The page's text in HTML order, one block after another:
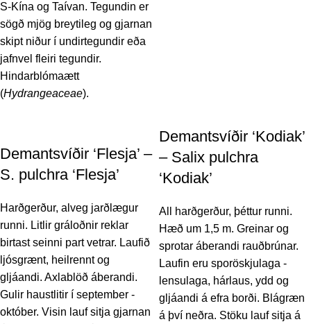
S-Kína og Taívan. Tegundin er
sögð mjög breytileg og gjarnan
skipt niður í undirtegundir eða
jafnvel fleiri tegundir.
Hindarblómaætt
(Hydrangeaceae).
Demantsvíðir ‘Flesja’ –
S. pulchra ‘Flesja’
Harðgerður, alveg jarðlægur
runni. Litlir gráloðnir reklar
birtast seinni part vetrar. Laufið
ljósgrænt, heilrennt og
gljáandi. Axlablöð áberandi.
Gulir haustlitir í september -
október. Visin lauf sitja gjarnan
Demantsvíðir ‘Kodiak’
– Salix pulchra
‘Kodiak’
All harðgerður, þéttur runni.
Hæð um 1,5 m. Greinar og
sprotar áberandi rauðbrúnar.
Laufin eru sporöskjulaga -
lensulaga, hárlaus, ydd og
gljáandi á efra borði. Blágræn
á því neðra. Stöku lauf sitja á